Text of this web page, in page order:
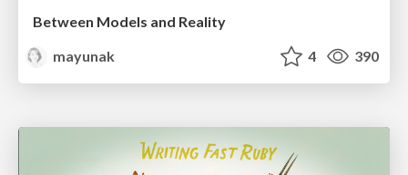
Between Models and Reality
mayunak
4 390